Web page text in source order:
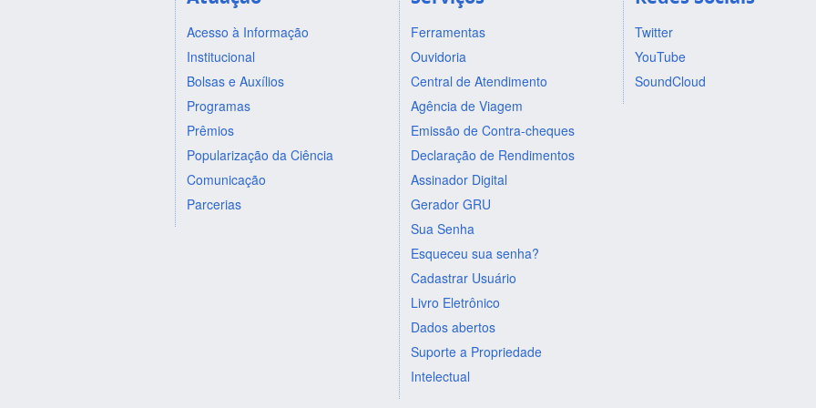
Acesso à Informação
Institucional
Bolsas e Auxílios
Programas
Prêmios
Popularização da Ciência
Comunicação
Parcerias
Ferramentas
Ouvidoria
Central de Atendimento
Agência de Viagem
Emissão de Contra-cheques
Declaração de Rendimentos
Assinador Digital
Gerador GRU
Sua Senha
Esqueceu sua senha?
Cadastrar Usuário
Livro Eletrônico
Dados abertos
Suporte a Propriedade
Intelectual
Twitter
YouTube
SoundCloud